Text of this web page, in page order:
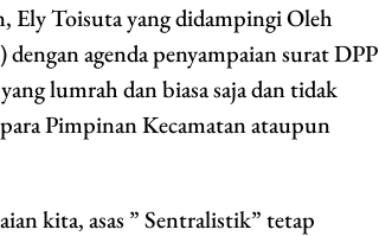
Toisuta yang didampingi Oleh
agenda penyampaian surat DPP
lumrah dan biasa saja dan tidak
Pimpinan Kecamatan ataupun
kita, asas ” Sentralistik” tetap